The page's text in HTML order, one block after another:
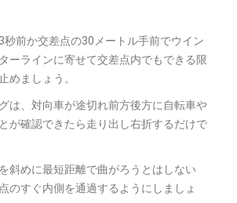
秒前か交差点の30メートル手前でウイン
ーラインに寄せて交差点内でもできる限
めましょう。
は、対向車が途切れ前方後方に自転車や
が確認できたら走り出し右折するだけで
斜めに最短距離で曲がろうとはしない
のすぐ内側を通過するようにしましょ